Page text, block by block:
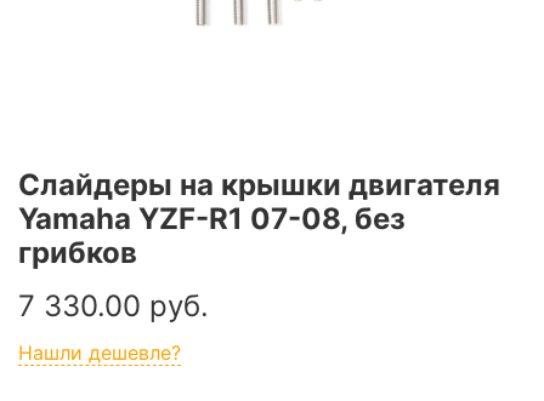
Слайдеры на крышки двигателя
Yamaha YZF-R1 07-08, без
грибков
7 330.00 руб.
Нашли дешевле?